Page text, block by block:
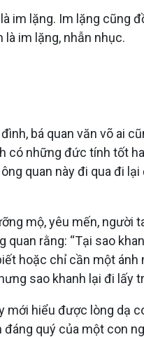
im lặng. Im lặng cũng
im lặng, nhẫn nhục.
bá quan văn võ ai
có những đức tính tốt
quan này đi qua đi
mộ, yêu mến, người
rằng: “Tại sao
hoặc chỉ cần một
sao khanh lại đi lấy
mới hiểu được lòng dạ
quý của một con